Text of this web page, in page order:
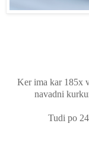
Ker ima kar 185x
navadni
Tudi po